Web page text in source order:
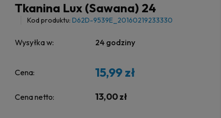
Tkanina Lux (Sawana) 24
Kod produktu: D62D-9539E_20160219233330
Wysyłka w: 24 godziny
Cena: 15,99 zł
Cena netto: 13,00 zł